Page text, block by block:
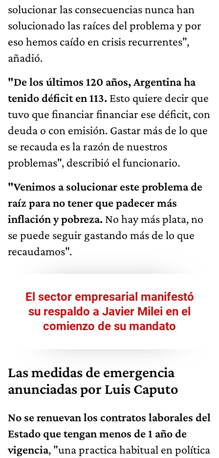
solucionar las consecuencias nunca han
solucionado las raíces del problema y por
eso hemos caído en crisis recurrentes",
añadió.
"De los últimos 120 años, Argentina ha
tenido déficit en 113. Esto quiere decir que
tuvo que financiar financiar ese déficit, con
deuda o con emisión. Gastar más de lo que
se recauda es la razón de nuestros
problemas", describió el funcionario.
"Venimos a solucionar este problema de
raíz para no tener que padecer más
inflación y pobreza. No hay más plata, no
se puede seguir gastando más de lo que
recaudamos".
El sector empresarial manifestó
su respaldo a Javier Milei en el
comienzo de su mandato
Las medidas de emergencia
anunciadas por Luis Caputo
No se renuevan los contratos laborales del
Estado que tengan menos de 1 año de
vigencia, "una practica habitual en política